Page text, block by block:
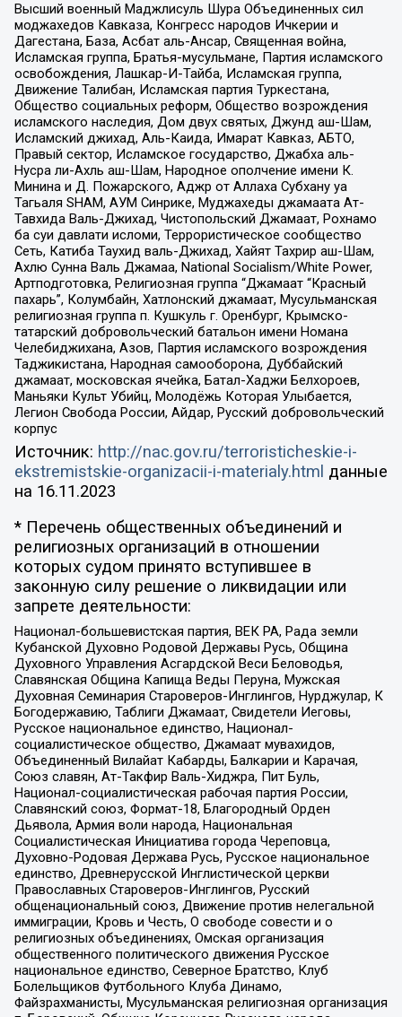
Высший военный Маджлисуль Шура Объединенных сил
моджахедов Кавказа, Конгресс народов Ичкерии и
Дагестана, База, Асбат аль-Ансар, Священная война,
Исламская группа, Братья-мусульмане, Партия исламского
освобождения, Лашкар-И-Тайба, Исламская группа,
Движение Талибан, Исламская партия Туркестана,
Общество социальных реформ, Общество возрождения
исламского наследия, Дом двух святых, Джунд аш-Шам,
Исламский джихад, Аль-Каида, Имарат Кавказ, АБТО,
Правый сектор, Исламское государство, Джабха аль-
Нусра ли-Ахль аш-Шам, Народное ополчение имени К.
Минина и Д. Пожарского, Аджр от Аллаха Субхану уа
Тагьаля SHAM, АУМ Синрике, Муджахеды джамаата Ат-
Тавхида Валь-Джихад, Чистопольский Джамаат, Рохнамо
ба суи давлати исломи, Террористическое сообщество
Сеть, Катиба Таухид валь-Джихад, Хайят Тахрир аш-Шам,
Ахлю Сунна Валь Джамаа, National Socialism/White Power,
Артподготовка, Религиозная группа “Джамаат “Красный
пахарь”, Колумбайн, Хатлонский джамаат, Мусульманская
религиозная группа п. Кушкуль г. Оренбург, Крымско-
татарский добровольческий батальон имени Номана
Челебиджихана, Азов, Партия исламского возрождения
Таджикистана, Народная самооборона, Дуббайский
джамаат, московская ячейка, Батал-Хаджи Белхороев,
Маньяки Культ Убийц, Молодёжь Которая Улыбается,
Легион Свобода России, Айдар, Русский добровольческий
корпус
Источник: http://nac.gov.ru/terroristicheskie-i-
ekstremistskie-organizacii-i-materialy.html данные
на 16.11.2023
* Перечень общественных объединений и
религиозных организаций в отношении
которых судом принято вступившее в
законную силу решение о ликвидации или
запрете деятельности:
Национал-большевистская партия, ВЕК РА, Рада земли
Кубанской Духовно Родовой Державы Русь, Община
Духовного Управления Асгардской Веси Беловодья,
Славянская Община Капища Веды Перуна, Мужская
Духовная Семинария Староверов-Инглингов, Нурджулар, К
Богодержавию, Таблиги Джамаат, Свидетели Иеговы,
Русское национальное единство, Национал-
социалистическое общество, Джамаат мувахидов,
Объединенный Вилайат Кабарды, Балкарии и Карачая,
Союз славян, Ат-Такфир Валь-Хиджра, Пит Буль,
Национал-социалистическая рабочая партия России,
Славянский союз, Формат-18, Благородный Орден
Дьявола, Армия воли народа, Национальная
Социалистическая Инициатива города Череповца,
Духовно-Родовая Держава Русь, Русское национальное
единство, Древнерусской Инглистической церкви
Православных Староверов-Инглингов, Русский
общенациональный союз, Движение против нелегальной
иммиграции, Кровь и Честь, О свободе совести и о
религиозных объединениях, Омская организация
общественного политического движения Русское
национальное единство, Северное Братство, Клуб
Болельщиков Футбольного Клуба Динамо,
Файзрахманисты, Мусульманская религиозная организация